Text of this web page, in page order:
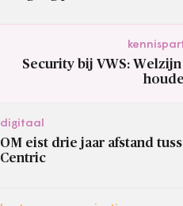
Security bij VWS:
digitaal
OM eist drie jaar afstand
Centric